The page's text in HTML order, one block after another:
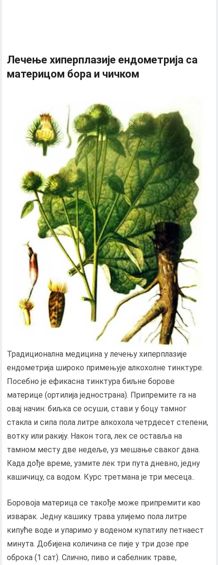
Лечење хиперплазије ендометрија са
материцом бора и чичком
Традиционална медицина у лечењу хиперплазије
ендометрија широко примењује алкохолне тинктуре.
Посебно је ефикасна тинктура биљне борове
материце (ортилија једнострана). Припремите га на
овај начин: биљка се осуши, стави у боцу тамног
стакла и сипа пола литре алкохола четрдесет степени,
вотку или ракију. Након тога, лек се оставља на
тамном месту две недеље, уз мешање сваког дана.
Када дође време, узмите лек три пута дневно, једну
кашичицу, са водом. Курс третмана је три месеца..
Боровоја материца се такође може припремити као
изварак. Једну кашику трава улијемо пола литре
кипуће воде и упаримо у воденом купатилу петнаест
минута. Добијена количина се пије у три дозе пре
оброка (1 сат). Слично, пиво и сабелник траве,